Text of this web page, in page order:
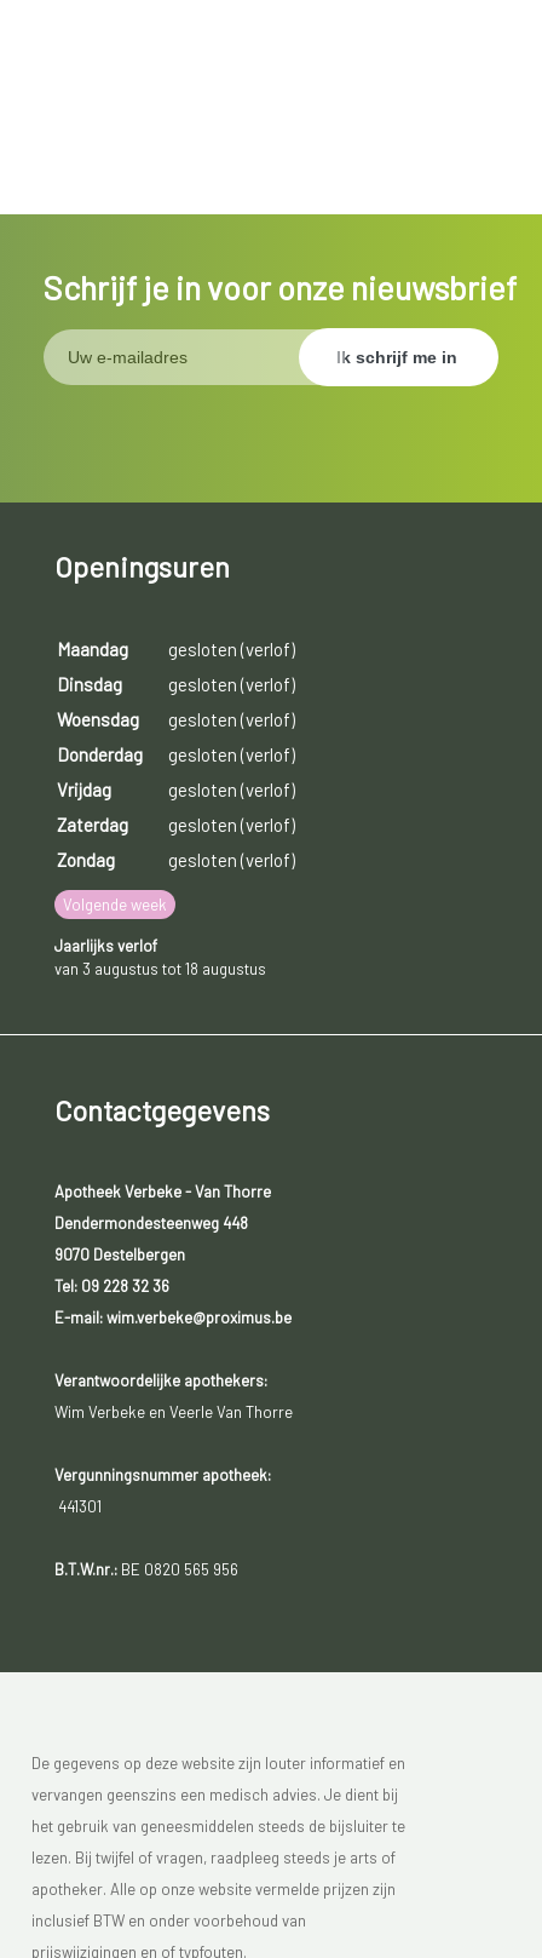
Schrijf je in voor onze nieuwsbrief
Openingsuren
Maandag
gesloten (verlof)
Dinsdag
gesloten (verlof)
Woensdag
gesloten (verlof)
Donderdag
gesloten (verlof)
Vrijdag
gesloten (verlof)
Zaterdag
gesloten (verlof)
Zondag
gesloten (verlof)
Volgende week
Jaarlijks verlof
van 3 augustus tot 18 augustus
Contactgegevens
Apotheek Verbeke - Van Thorre
Dendermondesteenweg 448
9070 Destelbergen
Tel: 09 228 32 36
E-mail: wim.verbeke@proximus.be
Verantwoordelijke apothekers:
Wim Verbeke en Veerle Van Thorre
Vergunningsnummer apotheek:
441301
B.T.W.nr.:BE 0820 565 956
De gegevens op deze website zijn louter informatief en
vervangen geenszins een medisch advies. Je dient bij
het gebruik van geneesmiddelen steeds de bijsluiter te
lezen. Bij twijfel of vragen, raadpleeg steeds je arts of
apotheker. Alle op onze website vermelde prijzen zijn
inclusief BTW en onder voorbehoud van
prijswijzigingen en of typfouten.